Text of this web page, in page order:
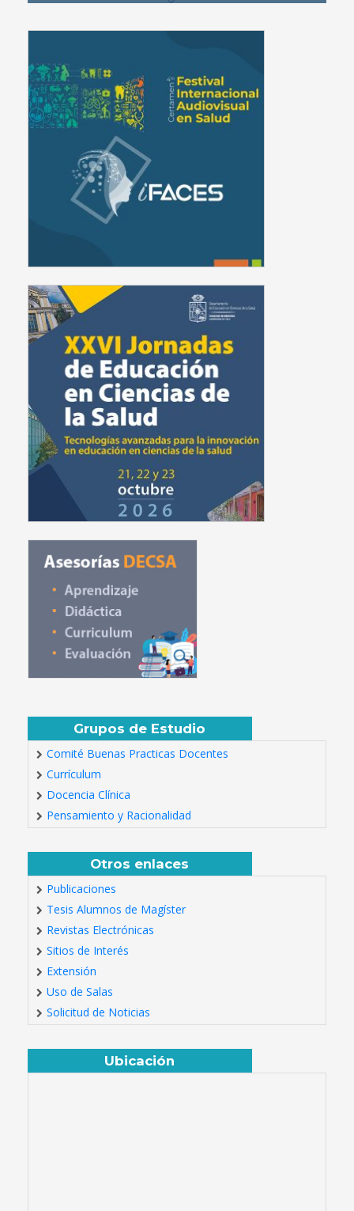
Grupos de Estudio
Comité Buenas Practicas Docentes
Currículum
Docencia Clínica
Pensamiento y Racionalidad
Otros enlaces
Publicaciones
Tesis Alumnos de Magíster
Revistas Electrónicas
Sitios de Interés
Extensión
Uso de Salas
Solicitud de Noticias
Ubicación